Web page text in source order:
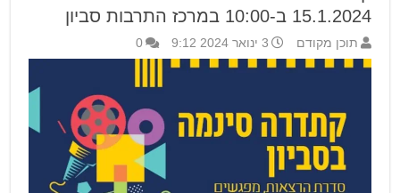
15.1.2024 ב-10:00 במרכז התרבות סביון
תוכן מקודם 3 ינואר 2024 9:12 0